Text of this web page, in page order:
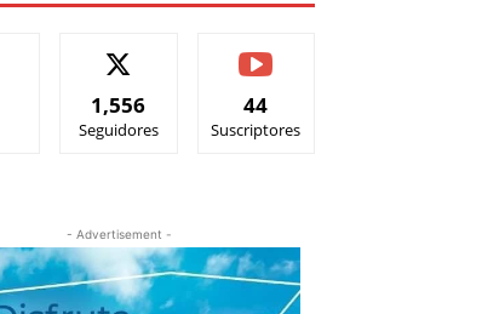
1,556
Seguidores
44
Suscriptores
- Advertisement -